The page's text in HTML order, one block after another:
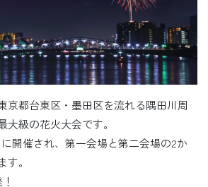
京都台東区・墨田区を流れる隅田川周
級の花火大会です。
開催され、第一会場と第二会場の2か
。